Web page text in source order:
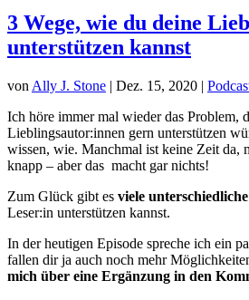
3 Wege, wie du deine
unterstützen kannst
von Ally J. Stone | Dez. 15, 2020 |
Ich höre immer mal wieder das Problem,
Lieblingsautor:innen gern unterstützen
wissen, wie. Manchmal ist keine Zeit da,
knapp – aber das macht gar nichts!
Zum Glück gibt es viele
Leser:in unterstützen kannst.
In der heutigen Episode spreche ich ein
fallen dir ja auch noch mehr
mich über eine Ergänzung in den